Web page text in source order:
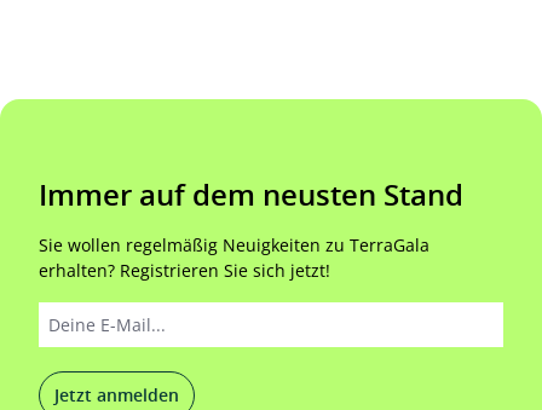
Immer auf dem neusten Stand
Sie wollen regelmäßig Neuigkeiten zu TerraGala
erhalten? Registrieren Sie sich jetzt!
Jetzt anmelden